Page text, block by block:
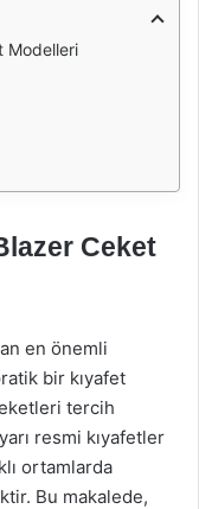
Modelleri
Ceket
en önemli
bir kıyafet
tercih
resmi kıyafetler
ortamlarda
Bu makalede,